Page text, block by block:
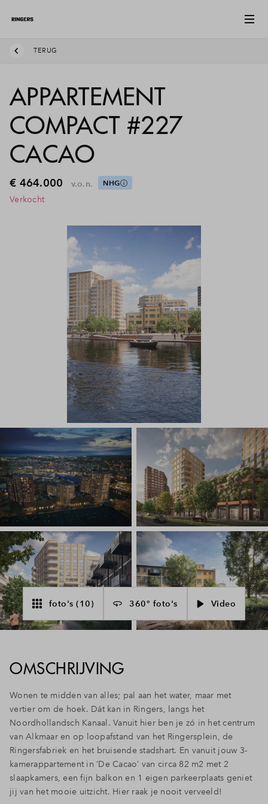
Inloggen
TERUG
APPARTEMENT
COMPACT #227
CACAO
€ 464.000 v.o.n. NHG
Verkocht
foto's (10) 360° foto's Video
OMSCHRIJVING
Wonen te midden van alles; pal aan het water, maar met
vertier om de hoek. Dát kan in Ringers, langs het
Noordhollandsch Kanaal. Vanuit hier ben je zó in het centrum
van Alkmaar en op loopafstand van het Ringersplein, de
Ringersfabriek en het bruisende stadshart. En vanuit jouw 3-
kamerappartement in ‘De Cacao’ van circa 82 m2 met 2
slaapkamers, een fijn balkon en 1 eigen parkeerplaats geniet
jij van het mooie uitzicht. Hier raak je nooit verveeld!